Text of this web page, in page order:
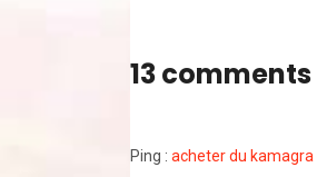
13 comments
Ping : acheter du